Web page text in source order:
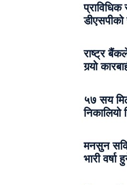
राष्ट्र
गर्‍यो
५७ सय
निकालियो
मनसुन
भारी वर्षा